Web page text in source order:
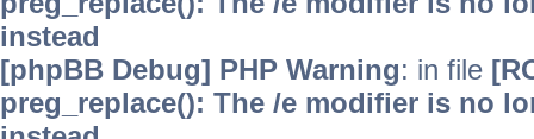
instead
[phpBB Debug] PHP Warning: in file
preg_replace(): The /e modifier is no